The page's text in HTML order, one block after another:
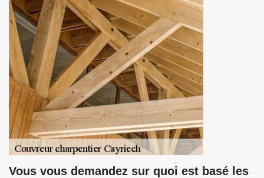
Vous vous demandez sur quoi est basé les